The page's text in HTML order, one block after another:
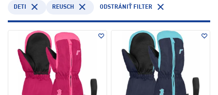
DETI REUSCH ODSTRÁNIŤ FILTER